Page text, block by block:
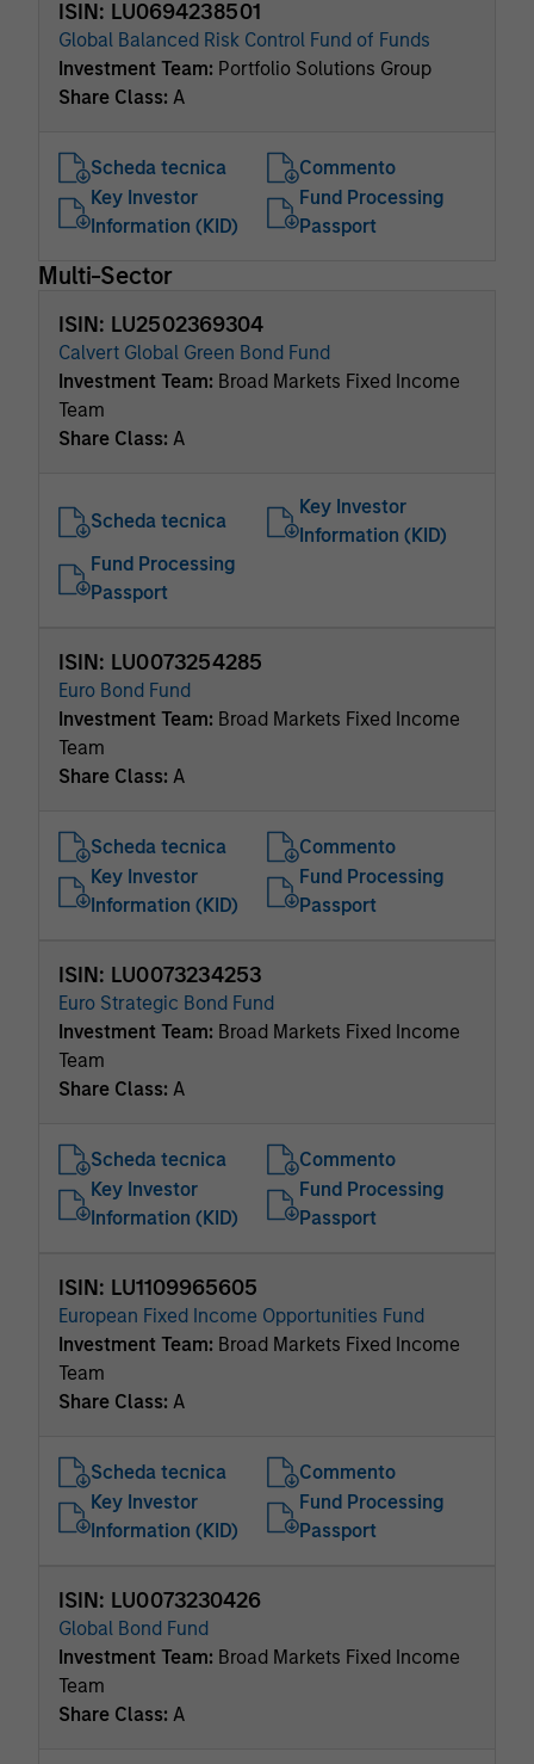
ISIN: LU0694238501
Global Balanced Risk Control Fund of Funds
Investment Team: Portfolio Solutions Group
Share Class: A
Scheda tecnica
Commento
Key Investor
Information (KID)
Fund Processing
Passport
Multi-Sector
ISIN: LU2502369304
Calvert Global Green Bond Fund
Investment Team: Broad Markets Fixed Income
Team
Share Class: A
Scheda tecnica
Key Investor
Information (KID)
Fund Processing
Passport
ISIN: LU0073254285
Euro Bond Fund
Investment Team: Broad Markets Fixed Income
Team
Share Class: A
Scheda tecnica
Commento
Key Investor
Information (KID)
Fund Processing
Passport
ISIN: LU0073234253
Euro Strategic Bond Fund
Investment Team: Broad Markets Fixed Income
Team
Share Class: A
Scheda tecnica
Commento
Key Investor
Information (KID)
Fund Processing
Passport
ISIN: LU1109965605
European Fixed Income Opportunities Fund
Investment Team: Broad Markets Fixed Income
Team
Share Class: A
Scheda tecnica
Commento
Key Investor
Information (KID)
Fund Processing
Passport
ISIN: LU0073230426
Global Bond Fund
Investment Team: Broad Markets Fixed Income
Team
Share Class: A